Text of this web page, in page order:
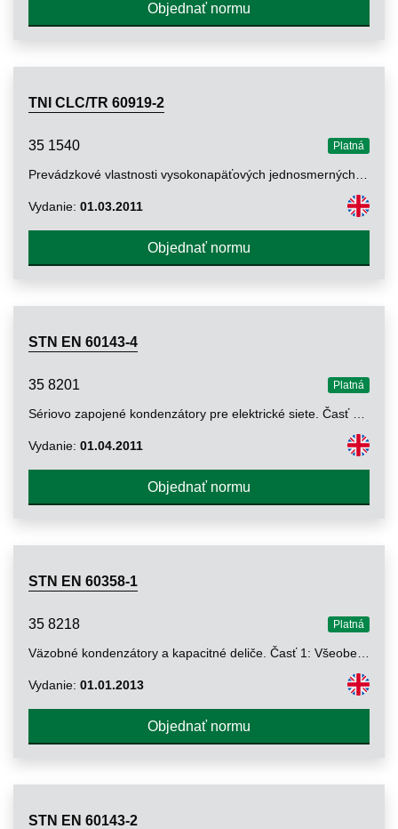
Objednať normu
TNI CLC/TR 60919-2
35 1540 Platná
Vydanie: 01.03.2011
Objednať normu
STN EN 60143-4
35 8201 Platná
Vydanie: 01.04.2011
Objednať normu
STN EN 60358-1
35 8218 Platná
Vydanie: 01.01.2013
Objednať normu
STN EN 60143-2